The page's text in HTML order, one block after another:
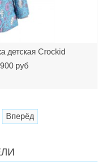
детcкая Crockid
руб
Вперёд